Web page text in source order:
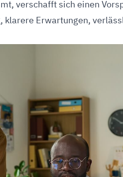
verschafft sich einen
Erwartungen,